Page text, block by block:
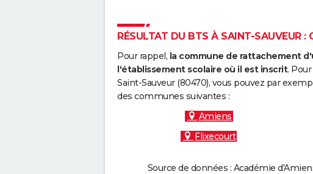
RÉSULTAT DU BTS À SAINT-SAUVEUR :
Pour rappel, la commune de rattachement
l'établissement scolaire où il est inscrit.
Saint-Sauveur (80470), vous pouvez par
des communes suivantes :
Amiens
Flixecourt
Source de données : Académie